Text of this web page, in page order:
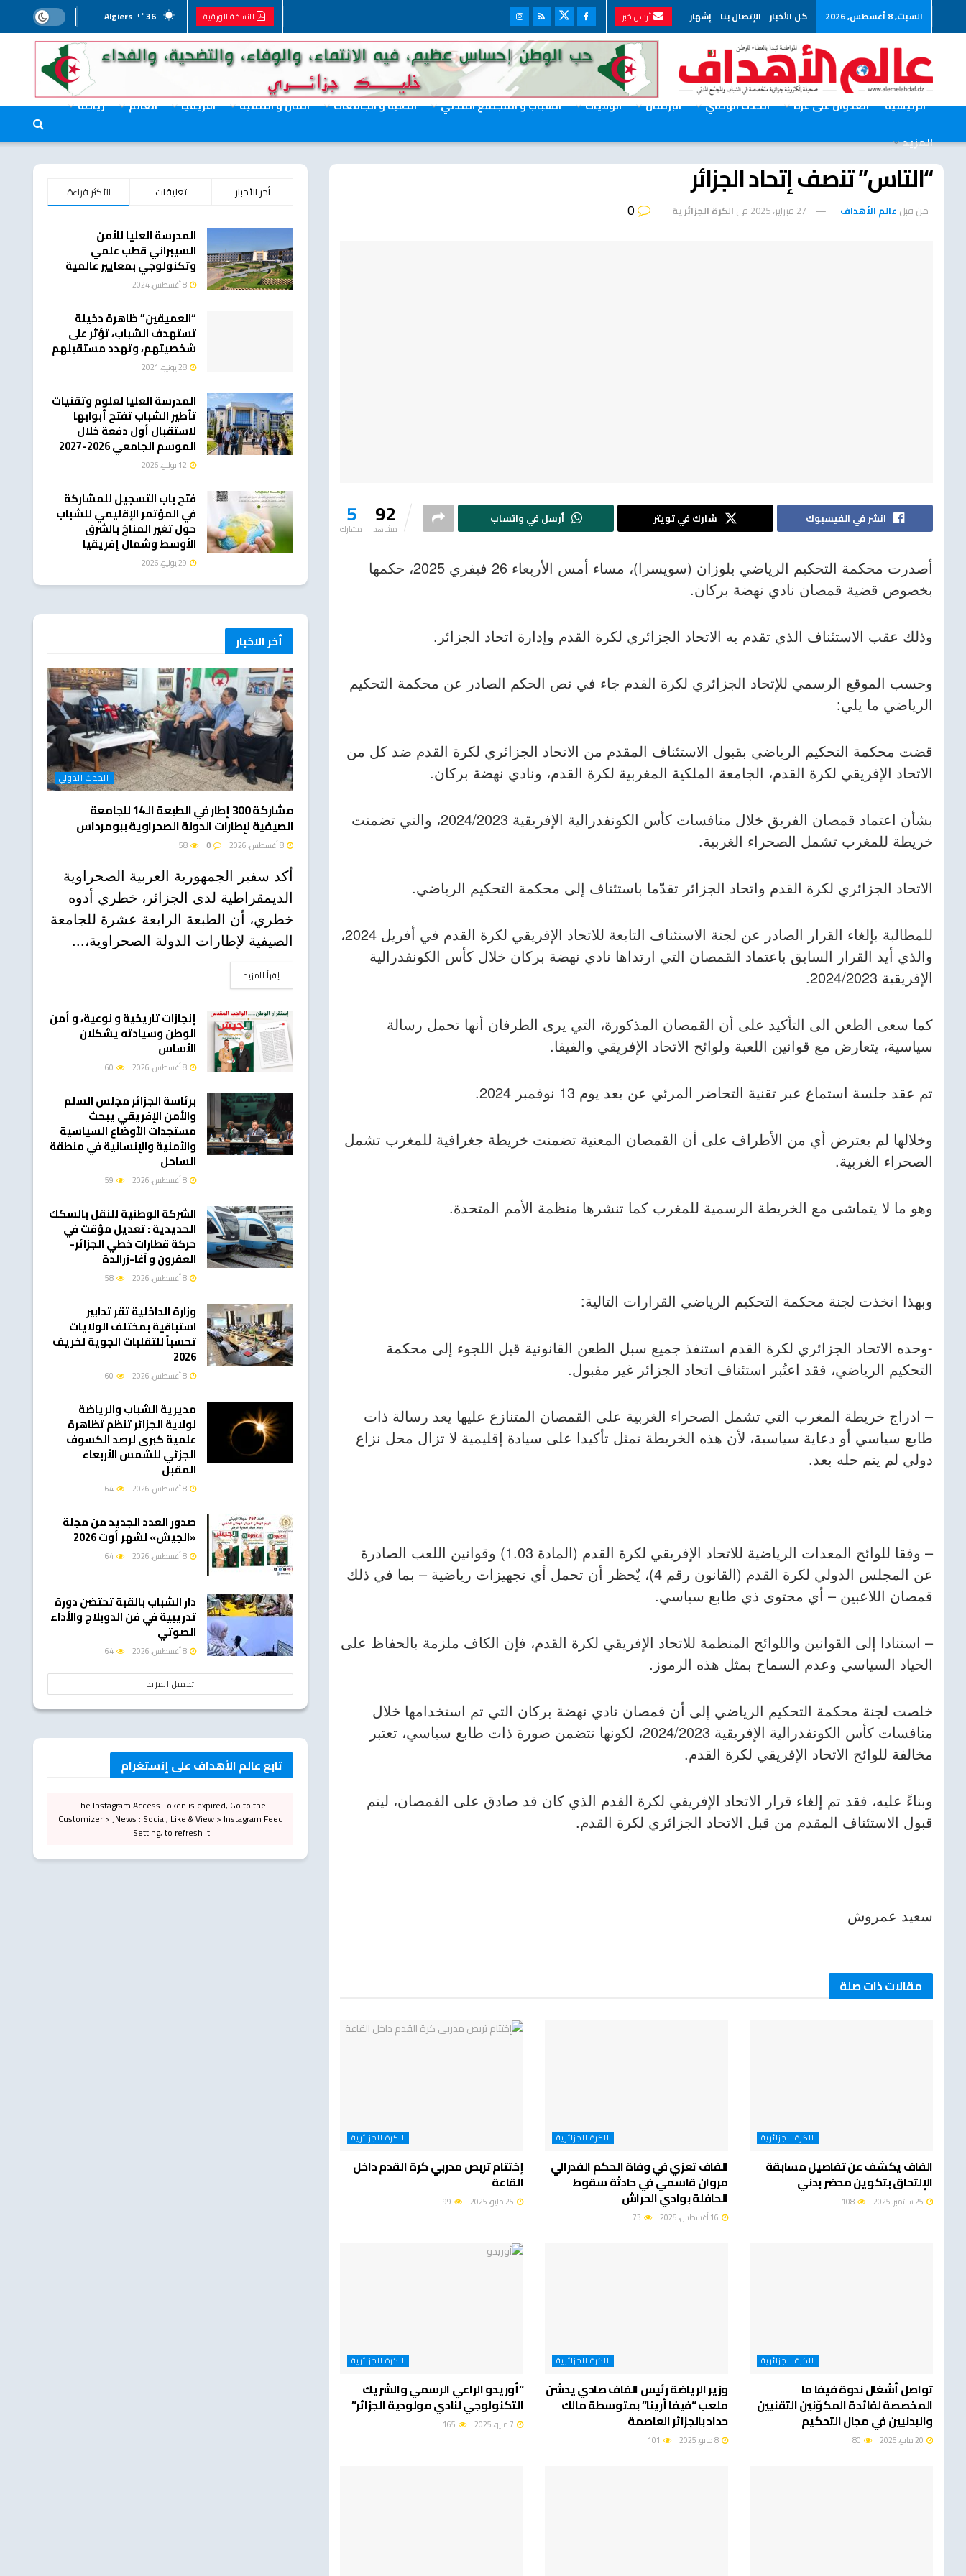
السبت, 8 أغسطس, 2026 كل الأخبار الإتصال بنا إشهار أرسل خبر النسخة الورقية 36
°C
Algiers
الرئيسية العدوان على غزة الحدث الوطني البرلمان الولايات الشباب و المجتمع المدني الطلبة و الجامعات المال و التنمية افريقيا العالم
رياضة
المزيد
“التاس” تنصف إتحاد الجزائر
من قبل عالم الأهداف 27 فبراير، 2025 في الكرة الجزائرية
5
مشارك 92
مشاهد
انشر في الفيسبوك شارك في تويتر أرسل في واتساب
أصدرت محكمة التحكيم الرياضي بلوزان (سويسرا)، مساء أمس الأربعاء 26 فيفري 2025، حكمها
بخصوص قضية قمصان نادي نهضة بركان.
وذلك عقب الاستئناف الذي تقدم به الاتحاد الجزائري لكرة القدم وإدارة اتحاد الجزائر.
وحسب الموقع الرسمي للإتحاد الجزائري لكرة القدم جاء في نص الحكم الصادر عن محكمة التحكيم
الرياضي ما يلي:
قضت محكمة التحكيم الرياضي بقبول الاستئناف المقدم من الاتحاد الجزائري لكرة القدم ضد كل من
الاتحاد الإفريقي لكرة القدم، الجامعة الملكية المغربية لكرة القدم، ونادي نهضة بركان.
بشأن اعتماد قمصان الفريق خلال منافسات كأس الكونفدرالية الإفريقية 2024/2023، والتي تضمنت
خريطة للمغرب تشمل الصحراء الغربية.
الاتحاد الجزائري لكرة القدم واتحاد الجزائر تقدّما باستئناف إلى محكمة التحكيم الرياضي.
للمطالبة بإلغاء القرار الصادر عن لجنة الاستئناف التابعة للاتحاد الإفريقي لكرة القدم في أفريل 2024،
والذي أيد القرار السابق باعتماد القمصان التي ارتداها نادي نهضة بركان خلال كأس الكونفدرالية
الإفريقية 2024/2023.
كما سعى الطعن الى التأكيد على أن القمصان المذكورة، التي يرى الطرفان أنها تحمل رسالة
سياسية، يتعارض مع قوانين اللعبة ولوائح الاتحاد الإفريقي والفيفا.
تم عقد جلسة استماع عبر تقنية التحاضر المرئي عن بعد يوم 13 نوفمبر 2024.
وخلالها لم يعترض أي من الأطراف على أن القمصان المعنية تضمنت خريطة جغرافية للمغرب تشمل
الصحراء الغربية.
وهو ما لا يتماشى مع الخريطة الرسمية للمغرب كما تنشرها منظمة الأمم المتحدة.
وبهذا اتخذت لجنة محكمة التحكيم الرياضي القرارات التالية:
-وحده الاتحاد الجزائري لكرة القدم استنفذ جميع سبل الطعن القانونية قبل اللجوء إلى محكمة
التحكيم الرياضي، فقد اعتُبر استئناف اتحاد الجزائر غير مقبول.
– ادراج خريطة المغرب التي تشمل الصحراء الغربية على القمصان المتنازع عليها يعد رسالة ذات
طابع سياسي أو دعاية سياسية، لأن هذه الخريطة تمثل تأكيدا على سيادة إقليمية لا تزال محل نزاع
دولي لم يتم حله بعد.
– وفقا للوائح المعدات الرياضية للاتحاد الإفريقي لكرة القدم (المادة 1.03) وقوانين اللعب الصادرة
عن المجلس الدولي لكرة القدم (القانون رقم 4)، يٌحظر أن تحمل أي تجهيزات رياضية – بما في ذلك
قمصان اللاعبين – أي محتوى ذي طابع سياسي.
– استنادا إلى القوانين واللوائح المنظمة للاتحاد الإفريقي لكرة القدم، فإن الكاف ملزمة بالحفاظ على
الحياد السياسي وعدم السماح بمثل هذه الرموز.
خلصت لجنة محكمة التحكيم الرياضي إلى أن قمصان نادي نهضة بركان التي تم استخدامها خلال
منافسات كأس الكونفدرالية الإفريقية 2024/2023، لكونها تتضمن صورة ذات طابع سياسي، تعتبر
مخالفة للوائح الاتحاد الإفريقي لكرة القدم.
وبناءً عليه، فقد تم إلغاء قرار الاتحاد الإفريقي لكرة القدم الذي كان قد صادق على القمصان، ليتم
قبول الاستئناف المقدم من قبل الاتحاد الجزائري لكرة القدم.
سعيد عمروش
مقالات ذات صلة
الكرة الجزائرية
الفاف يكشف عن تفاصيل مسابقة
الإلتحاق بتكوين محضر بدني
الكرة الجزائرية
الفاف تعزي في وفاة الحكم الفدرالي
مروان قاسمي في حادثة سقوط
الحافلة بوادي الحراش
الكرة الجزائرية
إختتام تربص مدربي كرة القدم داخل
القاعة
الكرة الجزائرية
تواصل أشغال ندوة فيفا ما
المخصصة لفائدة المكوّنين التقنيين
والبدنيين في مجال التحكيم
الكرة الجزائرية
وزير الرياضة رئيس الفاف صادي يدشن
ملعب “فيفا أرينا” بمتوسطة مالك
حداد بالجزائر العاصمة
الكرة الجزائرية
“أوريدو الراعي الرسمي والشريك
التكنولوجي لنادي مولودية الجزائر”
الأكثر قراءة تعليقات أخر الأخبار
المدرسة العليا للأمن
السيبراني قطب علمي
وتكنولوجي بمعايير عالمية
“العميقين” ظاهرة دخيلة
تستهدف الشباب، تؤثر على
شخصيتهم، وتهدد مستقبلهم
المدرسة العليا لعلوم وتقنيات
تأطير الشباب تفتح أبوابها
لاستقبال أول دفعة خلال
الموسم الجامعي 2026-2027
فتح باب التسجيل للمشاركة
في المؤتمر الإقليمي للشباب
حول تغير المناخ بالشرق
الأوسط وشمال إفريقيا
أخر الاخبار
الحدث الدولي
مشاركة 300 إطار في الطبعة الـ14 للجامعة
الصيفية لإطارات الدولة الصحراوية ببومرداس
أكد سفير الجمهورية العربية الصحراوية
الديمقراطية لدى الجزائر، خطري أدوه
خطري، أن الطبعة الرابعة عشرة للجامعة
الصيفية لإطارات الدولة الصحراوية،...
إقرأ المزيدDETAILS
إنجازات تاريخية و نوعية، و أمن
الوطن وسيادته يشكلان
الأساس
برئاسة الجزائر مجلس السلم
والأمن الإفريقي يبحث
مستجدات الأوضاع السياسية
والأمنية والإنسانية في منطقة
الساحل
الشركة الوطنية للنقل بالسكك
الحديدية : تعديل مؤقت في
حركة قطارات خطي الجزائر-
العفرون و آغا-زرالدة
وزارة الداخلية تقر تدابير
استباقية بمختلف الولايات
تحسباً للتقلبات الجوية لخريف
2026
مديرية الشباب والرياضة
لولاية الجزائر تنظم تظاهرة
علمية كبرى لرصد الكسوف
الجزئي للشمس الأربعاء
المقبل
صدور العدد الجديد من مجلة
«الجيش» لشهر أوت 2026
دار الشباب بالقبة تحتضن دورة
تدريبية في فن الدوبلاج والأداء
الصوتي
تحميل المزيد
تابع عالم الأهداف على إنستغرام
The Instagram Access Token is expired, Go to the
Customizer > JNews : Social, Like & View > Instagram Feed
Setting, to refresh it.